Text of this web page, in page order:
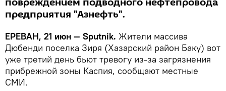
предприятия "Азнефть".
ЕРЕВАН, 21 июн — Sputnik. Жители массива
Дюбенди поселка Зиря (Хазарский район Баку) вот
уже третий день бьют тревогу из-за загрязнения
прибрежной зоны Каспия, сообщают местные
СМИ.